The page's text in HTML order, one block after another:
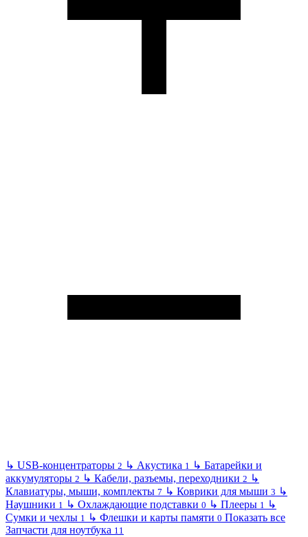
↳ USB-концентраторы 2 ↳ Акустика 1 ↳ Батарейки и
аккумуляторы 2 ↳ Кабели, разъемы, переходники 2 ↳
Клавиатуры, мыши, комплекты 7 ↳ Коврики для мыши 3 ↳
Наушники 1 ↳ Охлаждающие подставки 0 ↳ Плееры 1 ↳
Сумки и чехлы 1 ↳ Флешки и карты памяти 0 Показать все
Запчасти для ноутбука 11